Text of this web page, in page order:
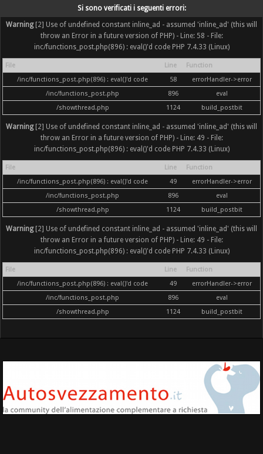
Si sono verificati i seguenti errori:
Warning[2] Use of undefined constant inline_ad - assumed 'inline_ad' (this will
throw an Error in a future version of PHP) - Line: 58 - File:
inc/functions_post.php(896) : eval()'d code PHP 7.4.33 (Linux)
File Line
Function
/inc/functions_post.php(896) : eval()'d code
58
errorHandler->error
/inc/functions_post.php
896
eval
/showthread.php
1124 build_postbit
Warning[2] Use of undefined constant inline_ad - assumed 'inline_ad' (this will
throw an Error in a future version of PHP) - Line: 49 - File:
inc/functions_post.php(896) : eval()'d code PHP 7.4.33 (Linux)
File Line
Function
/inc/functions_post.php(896) : eval()'d code
49
errorHandler->error
/inc/functions_post.php
896
eval
/showthread.php
1124 build_postbit
Warning[2] Use of undefined constant inline_ad - assumed 'inline_ad' (this will
throw an Error in a future version of PHP) - Line: 49 - File:
inc/functions_post.php(896) : eval()'d code PHP 7.4.33 (Linux)
File Line
Function
/inc/functions_post.php(896) : eval()'d code
49
errorHandler->error
/inc/functions_post.php
896
eval
/showthread.php
1124 build_postbit